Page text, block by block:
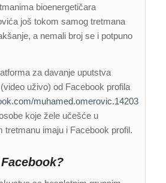
bioenergetičara
još tokom samog tretmana
a nemali broj se i potpuno
za davanje uputstva
uživo) od Facebook profila
muhamed.omerovic.14203
koje žele učešće u
tretmanu imaju i Facebook profil.